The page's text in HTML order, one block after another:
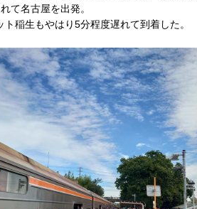
て名古屋を出発。
ト稲生もやはり5分程度遅れて到着した。